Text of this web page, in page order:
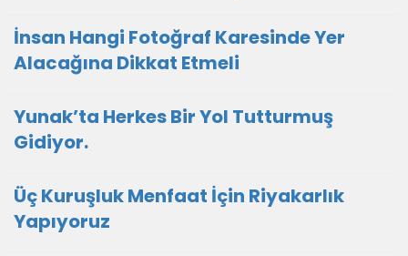
İnsan Hangi Fotoğraf Karesinde Yer
Alacağına Dikkat Etmeli
Yunak’ta Herkes Bir Yol Tutturmuş
Gidiyor.
Üç Kuruşluk Menfaat İçin Riyakarlık
Yapıyoruz